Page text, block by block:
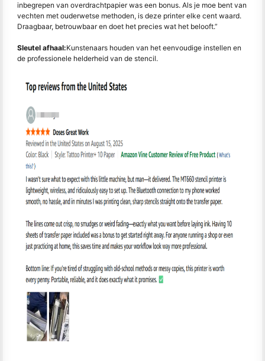
inbegrepen van overdrachtpapier was een bonus. Als je moe bent van
vechten met ouderwetse methoden, is deze printer elke cent waard.
Draagbaar, betrouwbaar en doet het precies wat het belooft.”
Sleutel afhaal:Kunstenaars houden van het eenvoudige instellen en
de professionele helderheid van de stencil.